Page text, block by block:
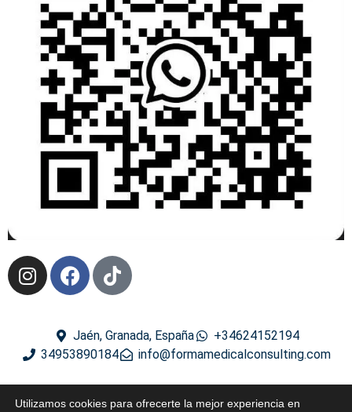
Jaén, Granada, España
+34624152194
34953890184
info@formamedicalconsulting.com
2024 ® Derechos reservados
Utilizamos cookies para ofrecerte la mejor experiencia en